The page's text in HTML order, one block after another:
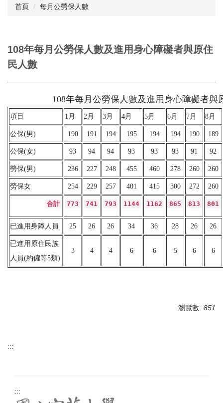
首頁 每月公勞保人數
108年每月公勞保人數及進用身心障礙者與原住
民人數
108年每月公勞保人數及進用身心障礙者與
項目 1月 2月 3月 4月 5月 6月 7月 8月
公保(男) 190 191 194 195 194 194 190 189
公保(女) 93 94 94 93 93 93 91 92
勞保(男) 236 227 248 455 460 278 260 260
勞保女 254 229 257 401 415 300 272 260
合計 773 741 793 1144 1162 865 813 801
已進用身障人員 25 26 26 34 36 28 26 26
已進用原住民族
人員(約僱等5類)
3 4 4 6 6 5 6 6
瀏覽數: 851
:::
:::